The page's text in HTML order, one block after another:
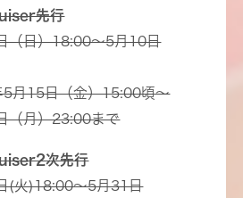
先行
（日）18:00～5月10日
月15日（金）15:00頃～
（月）23:00まで
次先行
(火)18:00～5月31日